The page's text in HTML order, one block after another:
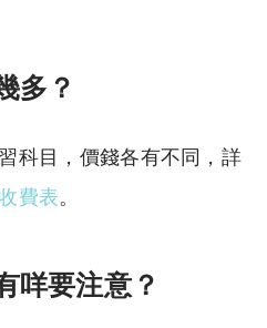
多？
科目，價錢各有不同，詳
費表。
咩要注意？